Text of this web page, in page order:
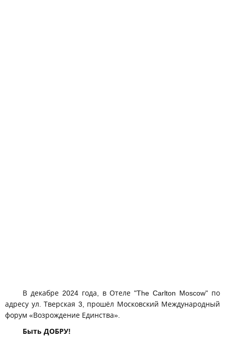
В декабре 2024 года, в Отеле "The Carlton Moscow" по
адресу ул. Тверская 3, прошёл Московский Международный
форум «Возрождение Единства».
Быть ДОБРУ!